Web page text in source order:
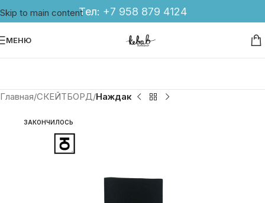
Skip to main contentТел: +7 958 879 4124
МЕНЮ
Главная СКЕЙТБОРД Наждак
ЗАКОНЧИЛОСЬ